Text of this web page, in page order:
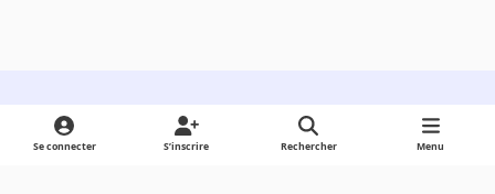
Light ModeDark ModeSystem Preference
Se connecter S’inscrire Rechercher Menu